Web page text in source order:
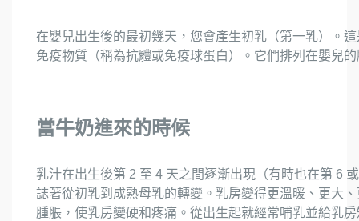
在嬰兒出生後的最初幾天，您會產生初乳（第一乳）。
免疫物質（稱為抗體或免疫球蛋白）。它們排列在嬰兒
當牛奶進來的時候
乳汁在出生後第 2 至 4 天之間逐漸出現（有時也在第 6
誌著從初乳到成熟母乳的轉變。乳房變得更溫暖、更大
腫脹，使乳房變硬和疼痛。從出生起就經常哺乳並給乳